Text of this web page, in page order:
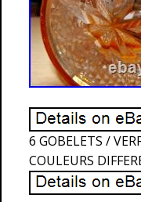
6 GOBELETS /
COULEURS